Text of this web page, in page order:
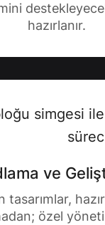
hazırlanır.
ve
tasarımlar,
özel